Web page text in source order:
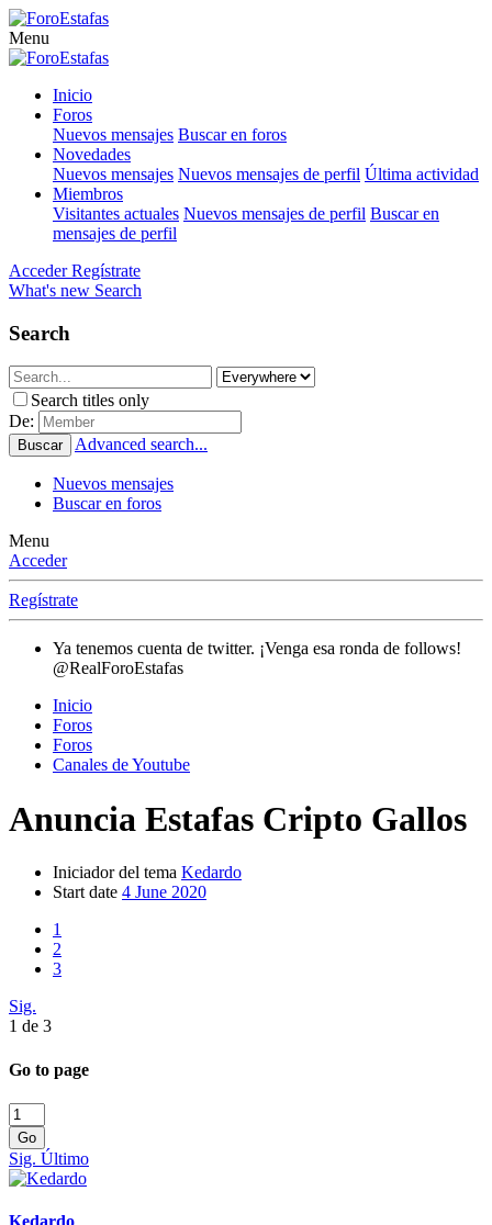
Menu
Inicio
Foros
Nuevos mensajes Buscar en foros
Novedades
Nuevos mensajes Nuevos mensajes de perfil Última actividad
Miembros
Visitantes actuales Nuevos mensajes de perfil Buscar en
mensajes de perfil
Acceder Regístrate
What's new Search
Search
Search titles only
De:
Buscar Advanced search...
Nuevos mensajes
Buscar en foros
Menu
Acceder
Regístrate
Ya tenemos cuenta de twitter. ¡Venga esa ronda de follows!
@RealForoEstafas
Inicio
Foros
Foros
Canales de Youtube
Anuncia Estafas Cripto Gallos
Iniciador del tema Kedardo
Start date 4 June 2020
1
2
3
Sig.
1 de 3
Go to page
Go
Sig. Último